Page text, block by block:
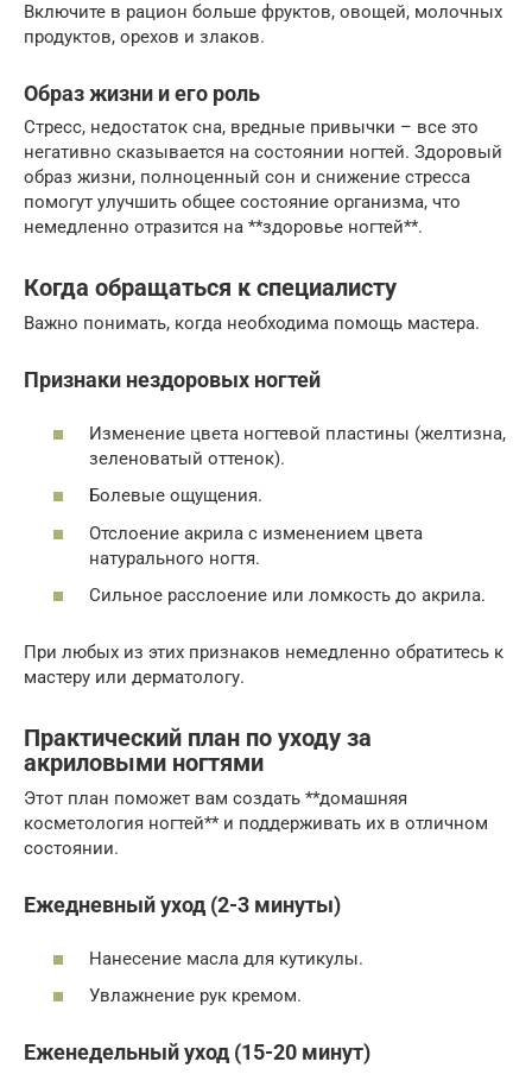
Включите в рацион больше фруктов, овощей, молочных
продуктов, орехов и злаков.
Образ жизни и его роль
Стресс, недостаток сна, вредные привычки – все это
негативно сказывается на состоянии ногтей. Здоровый
образ жизни, полноценный сон и снижение стресса
помогут улучшить общее состояние организма, что
немедленно отразится на **здоровье ногтей**.
Когда обращаться к специалисту
Важно понимать, когда необходима помощь мастера.
Признаки нездоровых ногтей
Изменение цвета ногтевой пластины (желтизна,
зеленоватый оттенок).
Болевые ощущения.
Отслоение акрила с изменением цвета
натурального ногтя.
Сильное расслоение или ломкость до акрила.
При любых из этих признаков немедленно обратитесь к
мастеру или дерматологу.
Практический план по уходу за
акриловыми ногтями
Этот план поможет вам создать **домашняя
косметология ногтей** и поддерживать их в отличном
состоянии.
Ежедневный уход (2-3 минуты)
Нанесение масла для кутикулы.
Увлажнение рук кремом.
Еженедельный уход (15-20 минут)